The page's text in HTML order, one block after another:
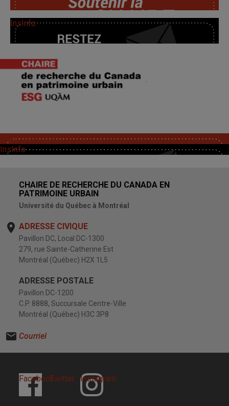
InsInfo
SoutChaire
InsInfo
CHAIRE DE RECHERCHE DU CANADA EN
PATRIMOINE URBAIN
Université du Québec à Montréal
ADRESSE CIVIQUE
Pavillon DC, Local DC-1300
279, rue Sainte-Catherine Est
Montréal (Québec) H2X 1L5
ADRESSE POSTALE
Pavillon DC-1200
C.P. 8888, Succursale Centre-Ville
Montréal (Québec) H3C 3P8
Courriel
FacebookTwitter Instagram